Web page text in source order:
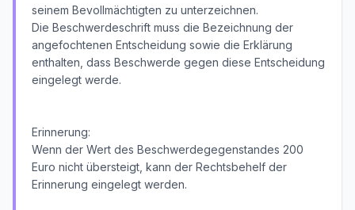
seinem Bevollmächtigten zu unterzeichnen.
Die Beschwerdeschrift muss die Bezeichnung der
angefochtenen Entscheidung sowie die Erklärung
enthalten, dass Beschwerde gegen diese Entscheidung
eingelegt werde.
Erinnerung:
Wenn der Wert des Beschwerdegegenstandes 200
Euro nicht übersteigt, kann der Rechtsbehelf der
Erinnerung eingelegt werden.